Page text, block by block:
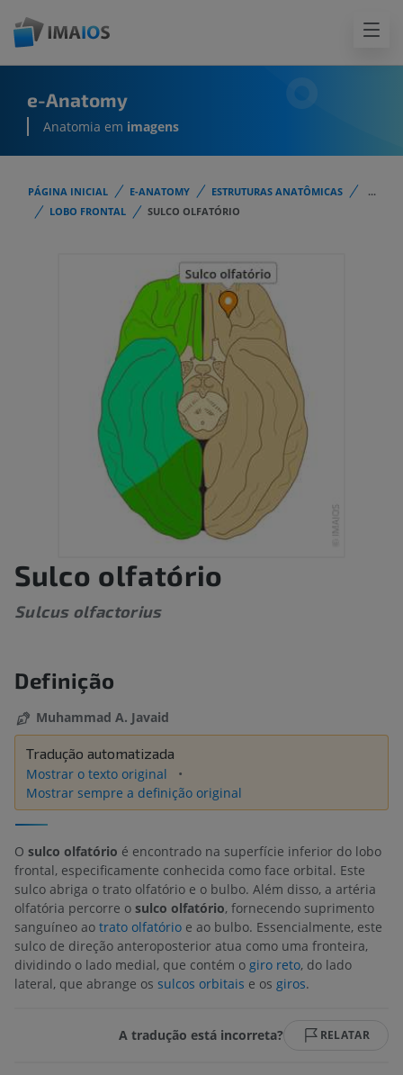
e-Anatomy
Anatomia em imagens
PÁGINA INICIAL E-ANATOMY ESTRUTURAS ANATÔMICAS
...
LOBO FRONTAL
SULCO OLFATÓRIO
Sulco olfatório
Sulcus olfactorius
Definição
Muhammad A. Javaid
Tradução automatizada
Mostrar o texto original
Mostrar sempre a definição original
O sulco olfatório é encontrado na superfície inferior do lobo
frontal, especificamente conhecida como face orbital. Este
sulco abriga o trato olfatório e o bulbo. Além disso, a artéria
olfatória percorre o sulco olfatório, fornecendo suprimento
sanguíneo ao trato olfatório e ao bulbo. Essencialmente, este
sulco de direção anteroposterior atua como uma fronteira,
dividindo o lado medial, que contém o giro reto, do lado
lateral, que abrange os sulcos orbitais e os giros.
A tradução está incorreta? RELATAR